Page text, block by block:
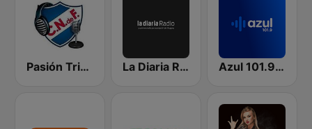
Pasión Tricolor La Diaria Radio Azul 101.9 FM